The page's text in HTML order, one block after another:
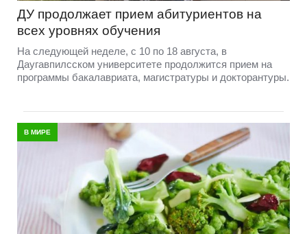
ДУ продолжает прием абитуриентов на
всех уровнях обучения
На следующей неделе, с 10 по 18 августа, в
Даугавпилсском университете продолжится прием на
программы бакалавриата, магистратуры и докторантуры.
В МИРЕ